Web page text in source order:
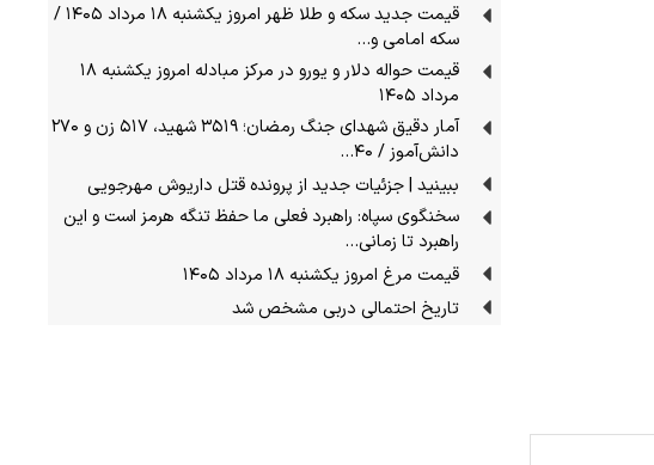
قیمت جدید سکه و طلا ظهر امروز یکشنبه ۱۸ مرداد ۱۴۰۵ /
سکه امامی و…
قیمت حواله دلار و یورو در مرکز مبادله امروز یکشنبه ۱۸
مرداد ۱۴۰۵
آمار دقیق شهدای جنگ رمضان؛ ۳۵۱۹ شهید، ۵۱۷ زن و ۲۷۰
دانش‌آموز / ۴۰…
ببینید | جزئیات جدید از پرونده قتل داریوش مهرجویی
سخنگوی سپاه: راهبرد فعلی ما حفظ تنگه هرمز است و این
راهبرد تا زمانی…
قیمت مرغ امروز یکشنبه ۱۸ مرداد ۱۴۰۵
تاریخ احتمالی دربی مشخص شد